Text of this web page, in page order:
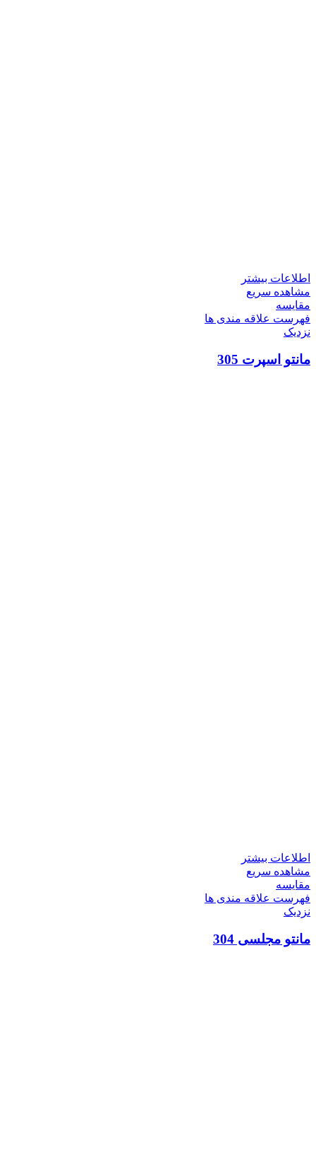
اطلاعات بیشتر
مشاهده سریع
مقایسه
فهرست علاقه مندی ها
نزدیک
مانتو اسپرت 305
اطلاعات بیشتر
مشاهده سریع
مقایسه
فهرست علاقه مندی ها
نزدیک
مانتو مجلسی 304